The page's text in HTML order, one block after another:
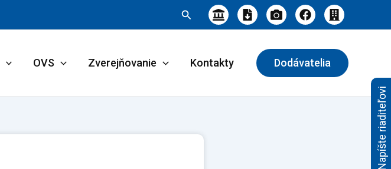
Hľadať
OVS Zverejňovanie Kontakty Dodávatelia
Napíšte riaditeľovi